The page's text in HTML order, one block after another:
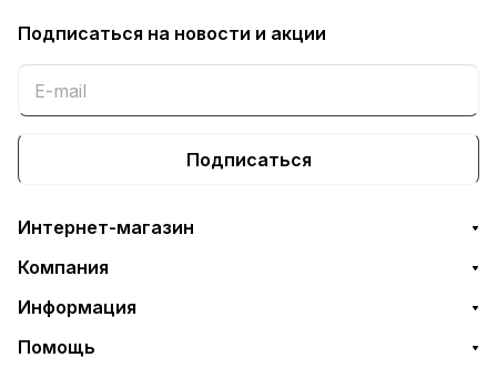
Подписаться на новости и акции
Подписаться
Интернет-магазин
Компания
Информация
Помощь